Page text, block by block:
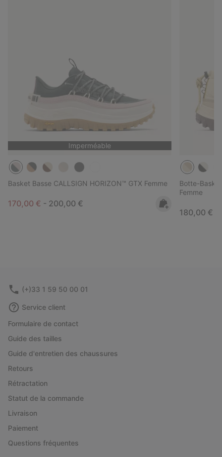
Imperméable
Basket Basse CALLSIGN HORIZON™ GTX Femme
Minimum sale price:
170,00 € - Maximum price:
200,00 €
Botte-
Femme
Regular
180,00 €
(+)33 1 59 50 00 01
Service client
Formulaire de contact
Guide des tailles
Guide d'entretien des chaussures
Retours
Rétractation
Statut de la commande
Livraison
Paiement
Questions fréquentes